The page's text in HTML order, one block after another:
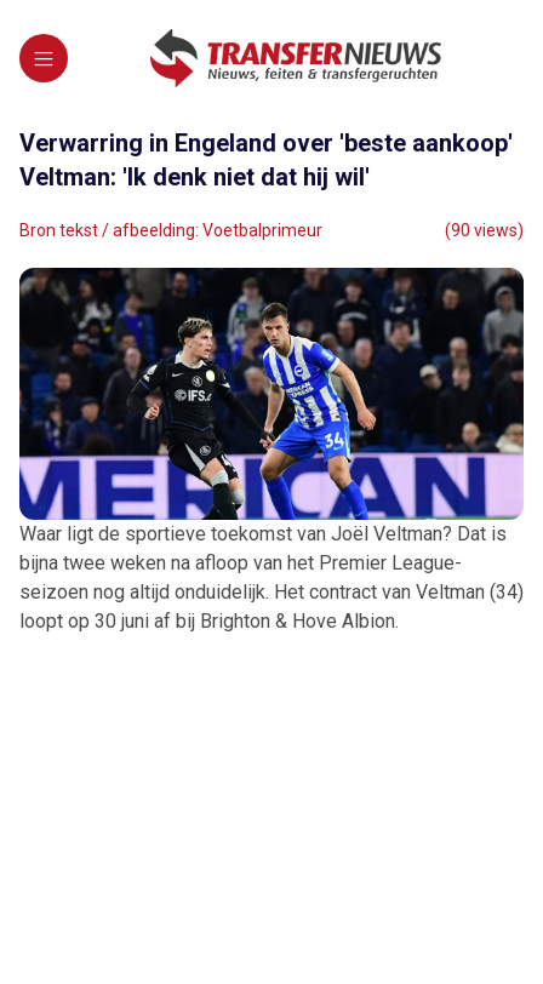
Verwarring in Engeland over 'beste aankoop'
Veltman: 'Ik denk niet dat hij wil'
Bron tekst / afbeelding: Voetbalprimeur (90 views)
Waar ligt de sportieve toekomst van Joël Veltman? Dat is
bijna twee weken na afloop van het Premier League-
seizoen nog altijd onduidelijk. Het contract van Veltman (34)
loopt op 30 juni af bij Brighton & Hove Albion.